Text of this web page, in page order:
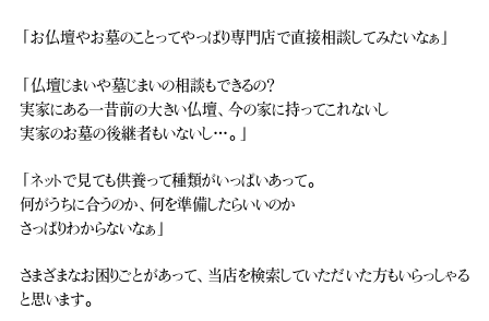
「お仏壇やお墓のことってやっぱり専門店で直接相談してみたいなぁ」
「仏壇じまいや墓じまいの相談もできるの？
実家にある一昔前の大きい仏壇、今の家に持ってこれないし
実家のお墓の後継者もいないし…。」
「ネットで見ても供養って種類がいっぱいあって。
何がうちに合うのか、何を準備したらいいのか
さっぱりわからないなぁ」
さまざまなお困りごとがあって、当店を検索していただいた方もいらっしゃる
と思います。